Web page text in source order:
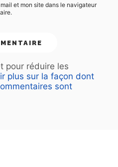
et mon site dans le navigateur
pour réduire les
plus sur la façon dont
sont